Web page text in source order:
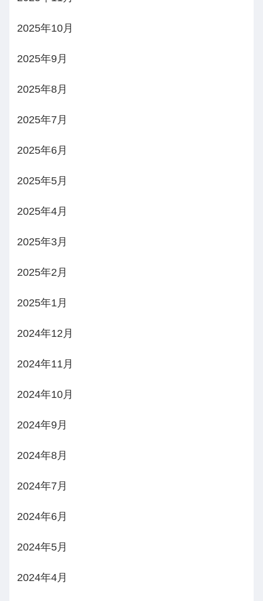
2025年10月
2025年9月
2025年8月
2025年7月
2025年6月
2025年5月
2025年4月
2025年3月
2025年2月
2025年1月
2024年12月
2024年11月
2024年10月
2024年9月
2024年8月
2024年7月
2024年6月
2024年5月
2024年4月